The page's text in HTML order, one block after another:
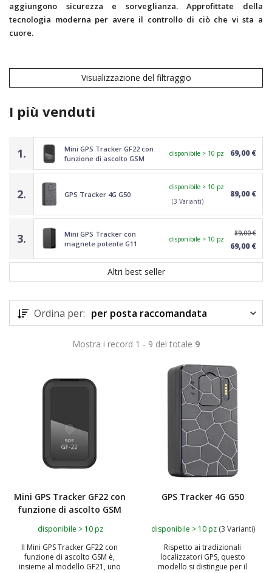
aggiungono sicurezza e sorveglianza. Approfittate della
tecnologia moderna per avere il controllo di ciò che vi sta a
cuore.
Visualizzazione del filtraggio
I più venduti
1.
Mini GPS Tracker GF22 con
funzione di ascolto GSM
disponibile > 10 pz 69,00 €
2. GPS Tracker 4G G50
disponibile > 10 pz
(3 Varianti)
89,00 €
3.
Mini GPS Tracker con
magnete potente G11
disponibile > 10 pz
89,00 €
69,00 €
Altri best seller
Ordina per: per posta raccomandata
Mostra i record 1 - 9 del totale 9
Mini GPS Tracker GF22 con
funzione di ascolto GSM
disponibile > 10 pz
Il Mini GPS Tracker GF22 con
funzione di ascolto GSM è,
insieme al modello GF21, uno
GPS Tracker 4G G50
disponibile > 10 pz (3 Varianti)
Rispetto ai tradizionali
localizzatori GPS, questo
modello si distingue per il